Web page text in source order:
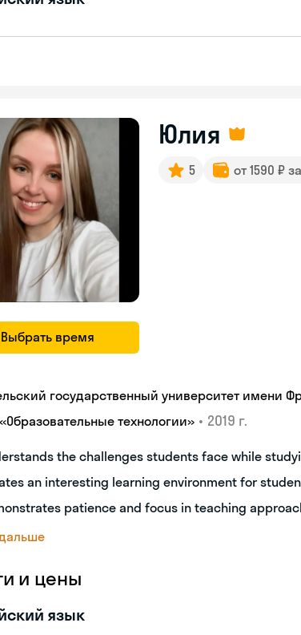
Выбрать время
Юлия
5 от 1590 ₽
государственный университет имени
технологии» • 2019 г.
the challenges students face while
an interesting learning environment for
patience and focus in teaching
и цены
язык